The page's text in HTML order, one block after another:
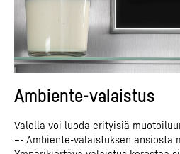
Ambiente-valaistus
Valolla voi luoda erityisiä
–- Ambiente-valaistuksen ansiosta